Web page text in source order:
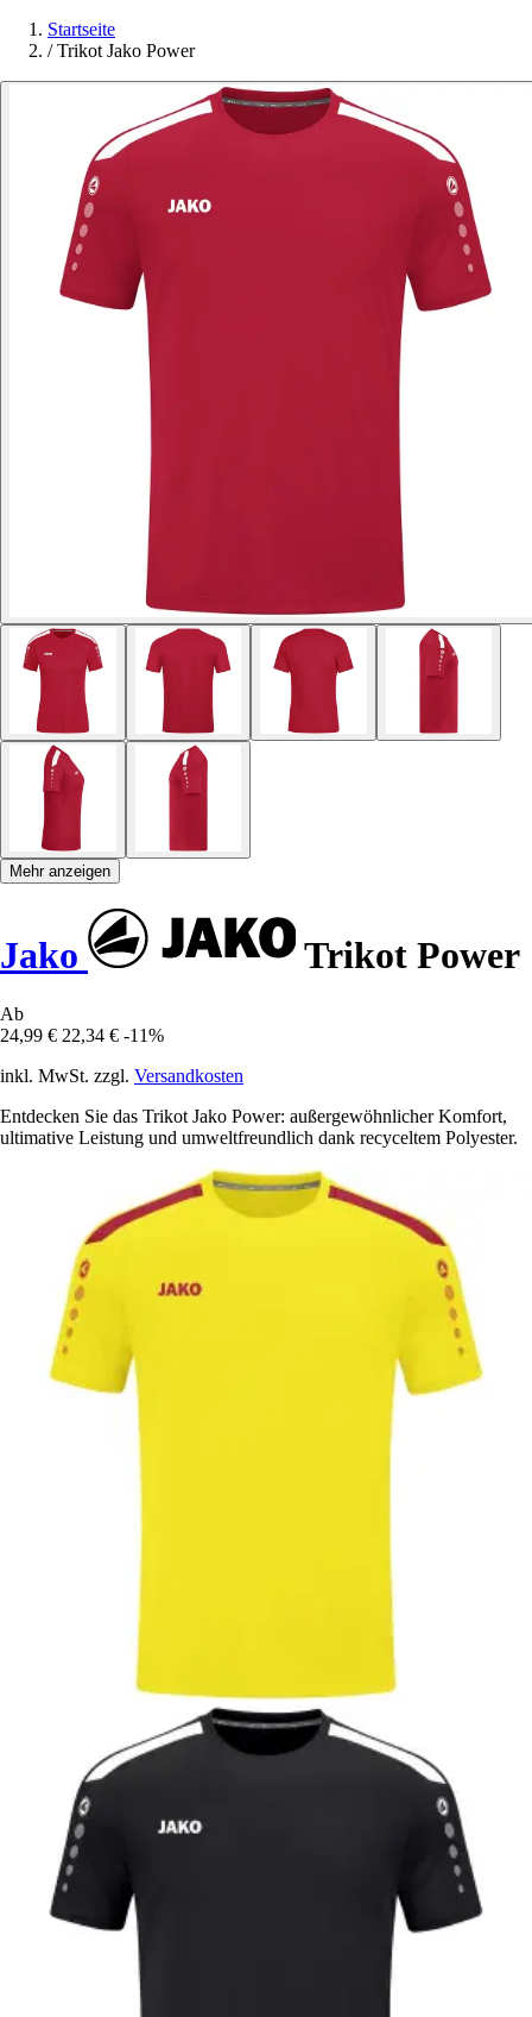
Startseite
/ Trikot Jako Power
Mehr anzeigen
Jako Trikot Power
Ab
24,99 € 22,34 € -11%
inkl. MwSt. zzgl. Versandkosten
Entdecken Sie das Trikot Jako Power: außergewöhnlicher Komfort,
ultimative Leistung und umweltfreundlich dank recyceltem Polyester.